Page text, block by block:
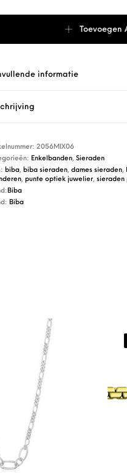
Toevoegen
informatie
2056MIX06
Enkelbanden, Sieraden
biba, biba sieraden, dames sieraden,
, punte optiek juwelier, sieraden
Biba
Biba